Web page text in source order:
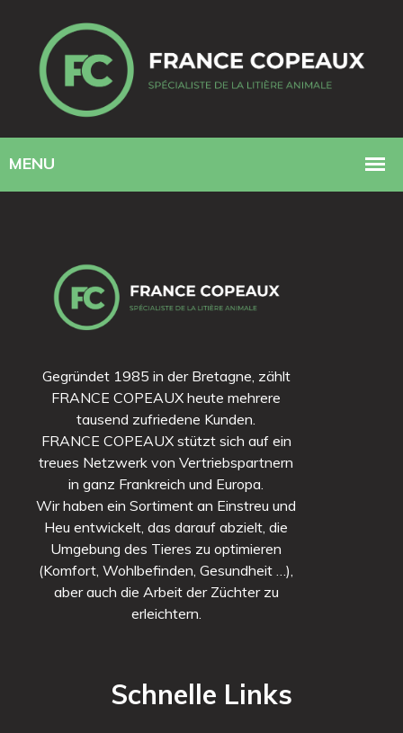
Gegründet 1985 in der Bretagne, zählt
FRANCE COPEAUX heute mehrere
tausend zufriedene Kunden.
FRANCE COPEAUX stützt sich auf ein
treues Netzwerk von Vertriebspartnern
in ganz Frankreich und Europa.
Wir haben ein Sortiment an Einstreu und
Heu entwickelt, das darauf abzielt, die
Umgebung des Tieres zu optimieren
(Komfort, Wohlbefinden, Gesundheit …),
aber auch die Arbeit der Züchter zu
erleichtern.
Schnelle Links